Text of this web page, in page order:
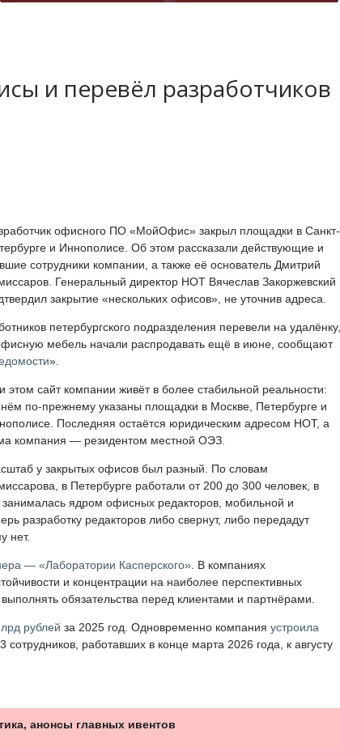
и перевёл разработчиков
офисного ПО «МойОфис» закрыл площадки в Санкт-
и Иннополисе. Об этом рассказали действующие и
сотрудники компании, а также её основатель Дмитрий
Генеральный директор НОТ Вячеслав Закоржевский
закрытие «нескольких офисов», не уточнив адреса.
петербургского подразделения перевели на удалёнку,
мебель начали распродавать ещё в июне, сообщают
».
этом сайт компании живёт в более стабильной реальности:
по-прежнему указаны площадки в Москве, Петербурге и
Последняя остаётся юридическим адресом НОТ, а
компания — резидентом местной ОЭЗ.
у закрытых офисов был разный. По словам
в Петербурге работали от 200 до 300 человек, в
ядром офисных редакторов, мобильной и
разработку редакторов либо свернут, либо передадут
нет.
— «Лаборатории Касперского» . В компаниях
и концентрации на наиболее перспективных
обязательства перед клиентами и партнёрами.
рублей за 2025 год. Одновременно компания устроила
работавших в конце марта 2026 года, к августу
анонсы главных ивентов